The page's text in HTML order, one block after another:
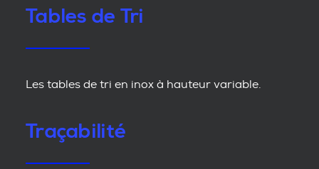
Tables de Tri
Les tables de tri en inox à hauteur variable.
Traçabilité